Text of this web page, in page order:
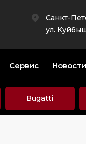
Санкт-
ул.
Сервис
Bugatti